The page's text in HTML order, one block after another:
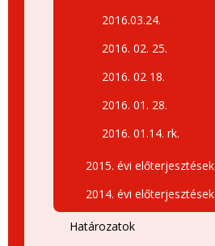
2016.03.24.
2016. 02. 25.
2016. 02 18.
2016. 01. 28.
2016. 01.14. rk.
2015. évi előterjesztések
2014. évi előterjesztések
Határozatok